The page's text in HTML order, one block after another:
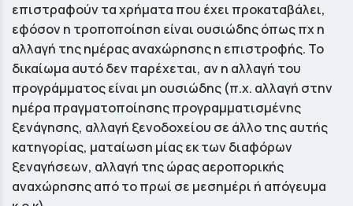
επιστραφούν τα χρήματα που έχει προκαταβάλει,
εφόσον η τροποποίηση είναι ουσιώδης όπως πχ η
αλλαγή της ημέρας αναχώρησης η επιστροφής. Το
δικαίωμα αυτό δεν παρέχεται, αν η αλλαγή του
προγράμματος είναι μη ουσιώδης (π.χ. αλλαγή στην
ημέρα πραγματοποίησης προγραμματισμένης
ξενάγησης, αλλαγή ξενοδοχείου σε άλλο της αυτής
κατηγορίας, ματαίωση μίας εκ των διαφόρων
ξεναγήσεων, αλλαγή της ώρας αεροπορικής
αναχώρησης από το πρωί σε μεσημέρι ή απόγευμα